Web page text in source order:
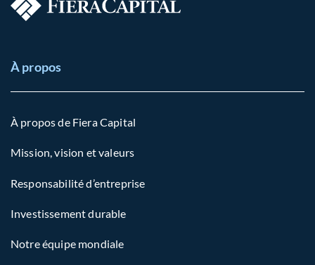
À propos
À propos de Fiera Capital
Mission, vision et valeurs
Responsabilité d’entreprise
Investissement durable
Notre équipe mondiale